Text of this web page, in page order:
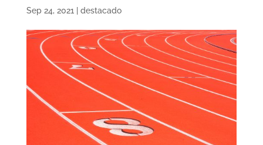
Sep 24, 2021 destacado